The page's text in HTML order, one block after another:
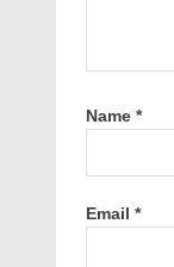
Name *
Email *